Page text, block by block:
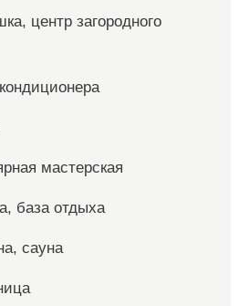
центр загородного
мастерская
база отдыха
сауна